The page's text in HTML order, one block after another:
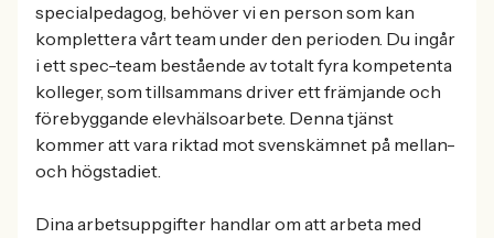
specialpedagog, behöver vi en person som kan
komplettera vårt team under den perioden. Du ingår
i ett spec-team bestående av totalt fyra kompetenta
kolleger, som tillsammans driver ett främjande och
förebyggande elevhälsoarbete. Denna tjänst
kommer att vara riktad mot svenskämnet på mellan-
och högstadiet.
Dina arbetsuppgifter handlar om att arbeta med